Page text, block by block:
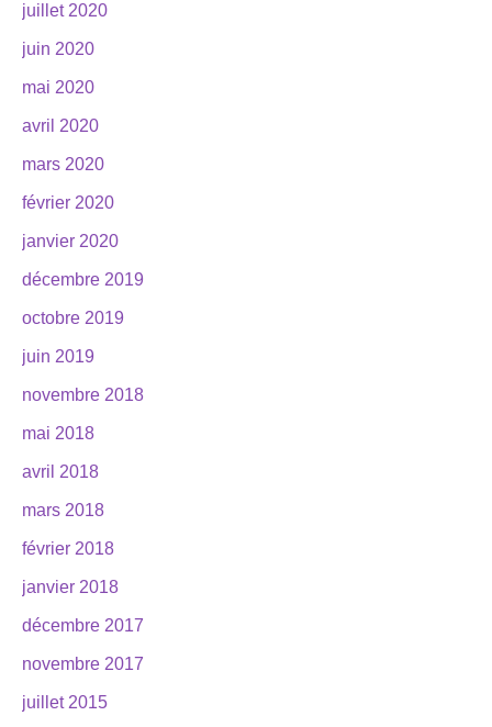
juillet 2020
juin 2020
mai 2020
avril 2020
mars 2020
février 2020
janvier 2020
décembre 2019
octobre 2019
juin 2019
novembre 2018
mai 2018
avril 2018
mars 2018
février 2018
janvier 2018
décembre 2017
novembre 2017
juillet 2015